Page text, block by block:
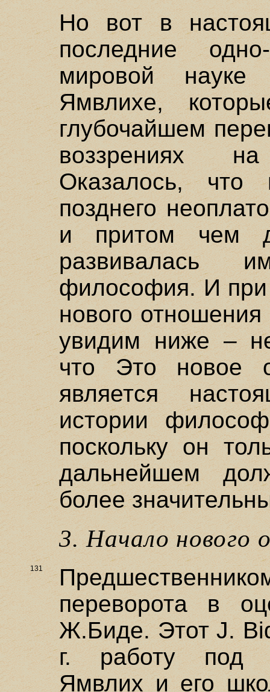
Но вот в
последние
мировой
Ямвлихе,
глубочайшем
воззрениях
Оказалось, что
позднего
и притом чем
развивалась
философия. И при
нового
увидим ниже –
что Это новое
является
истории
поскольку он
дальнейшем
более
3. Начало нового
131
переворота в
Ж.Биде. Этот J.
г. работу под
Ямвлих и его